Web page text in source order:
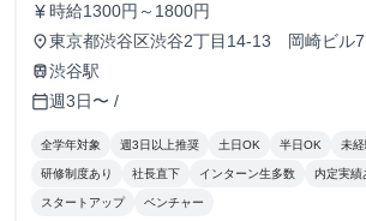
currency_yen 時給1300円～1800円
place東京都渋谷区渋谷2丁目14-13 岡崎ビル
train渋谷駅
calendar_today週3日〜 /
全学年対象 週3日以上推奨 土日OK 半日OK 未
研修制度あり 社長直下 インターン生多数 内定実績
スタートアップ ベンチャー